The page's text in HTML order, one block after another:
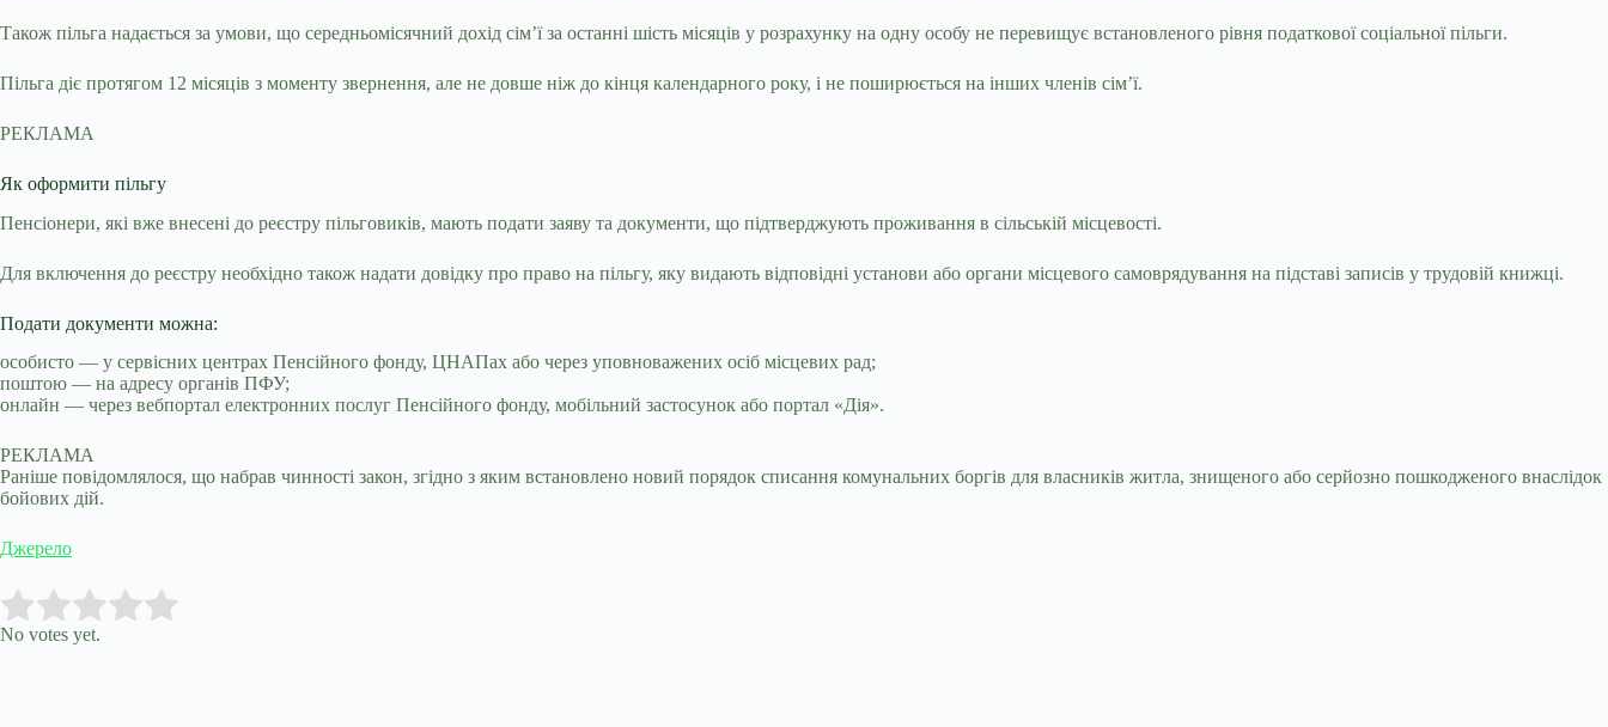
Також пільга надається за умови, що середньомісячний дохід сім’ї за останні шість місяців у розрахунку на одну особу не перевищує встановленого рівня податкової соціальної пільги.
Пільга діє протягом 12 місяців з моменту звернення, але не довше ніж до кінця календарного року, і не поширюється на інших членів сім’ї.
РЕКЛАМА
Як оформити пільгу
Пенсіонери, які вже внесені до реєстру пільговиків, мають подати заяву та документи, що підтверджують проживання в сільській місцевості.
Для включення до реєстру необхідно також надати довідку про право на пільгу, яку видають відповідні установи або органи місцевого самоврядування на підставі записів у трудовій книжці.
Подати документи можна:
особисто — у сервісних центрах Пенсійного фонду, ЦНАПах або через уповноважених осіб місцевих рад;
поштою — на адресу органів ПФУ;
онлайн — через вебпортал електронних послуг Пенсійного фонду, мобільний застосунок або портал «Дія».
РЕКЛАМА
Раніше повідомлялося, що набрав чинності закон, згідно з яким встановлено новий порядок списання комунальних боргів для власників житла, знищеного або серйозно пошкодженого внаслідок
бойових дій.
Джерело
Rate this item:
No votes yet.